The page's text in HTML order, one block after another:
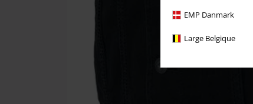
EMP Danmark
Large Belgique